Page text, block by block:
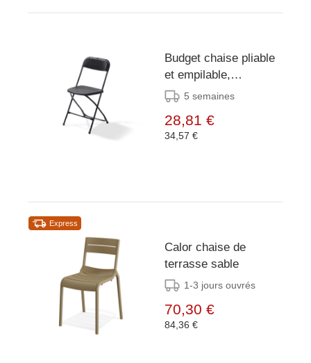
Budget chaise pliable
et empilable,
Noir/Noir, structure en
(BxTxH), 50160
5 semaines
28,81 €
34,57 €
Express
Calor chaise de
terrasse sable
1-3 jours ouvrés
70,30 €
84,36 €